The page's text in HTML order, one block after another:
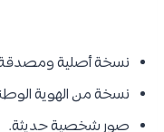
نسخة أصلية ومصدقة
نسخة من الهوية
صور شخصية حديثة.